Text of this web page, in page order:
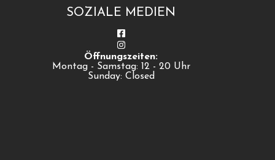
SOZIALE MEDIEN
Öffnungszeiten:
Montag - Samstag: 12 - 20 Uhr
Sunday: Closed